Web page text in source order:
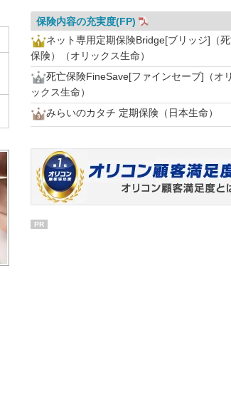
保険内容の充実度(FP)
ネット専用定期保険Bridge[ブリッジ]（
保険）（オリックス生命）
死亡保険FineSave[ファインセーブ]（オリ
ックス生命）
みらいのカタチ 定期保険（日本生命）
PR